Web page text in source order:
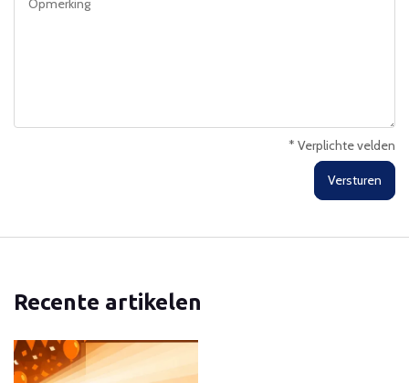
* Verplichte velden
Versturen
Recente artikelen